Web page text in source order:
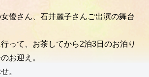
優さん、石井麗子さんご出演の舞台
って、お茶してから2泊3日のお泊り
お迎え。
。